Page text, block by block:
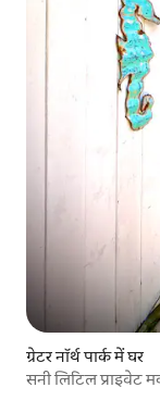
ग्रेटर नॉर्थ पार्क में घर